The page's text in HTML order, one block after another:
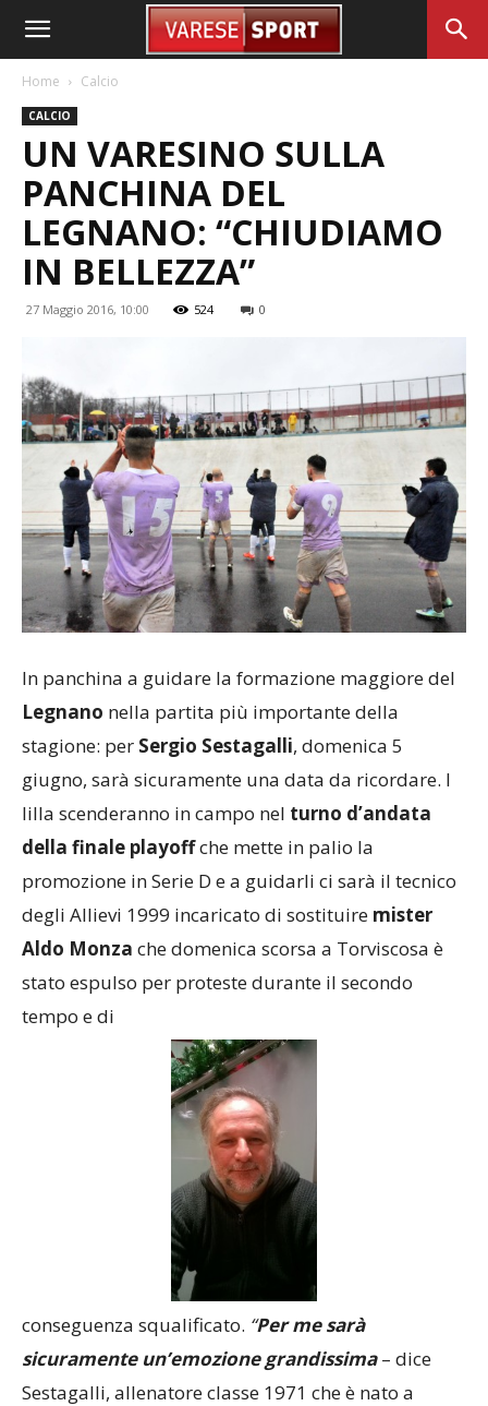
Home Calcio
CALCIO
UN VARESINO SULLA
PANCHINA DEL
LEGNANO: “CHIUDIAMO
IN BELLEZZA”
27 Maggio 2016, 10:00 524 0
In panchina a guidare la formazione maggiore del
Legnano nella partita più importante della
stagione: per Sergio Sestagalli, domenica 5
giugno, sarà sicuramente una data da ricordare. I
lilla scenderanno in campo nel turno d’andata
della finale playoffche mette in palio la
promozione in Serie D e a guidarli ci sarà il tecnico
degli Allievi 1999 incaricato di sostituire mister
Aldo Monza che domenica scorsa a Torviscosa è
stato espulso per proteste durante il secondo
tempo e di
conseguenza squalificato. “Per me sarà
sicuramente un’emozione grandissima– dice
Sestagalli, allenatore classe 1971 che è nato a